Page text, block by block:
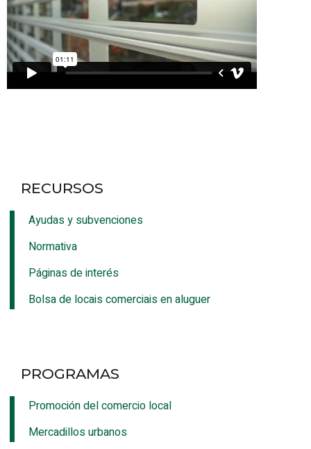
RECURSOS
Ayudas y subvenciones
Normativa
Páginas de interés
Bolsa de locais comerciais en aluguer
PROGRAMAS
Promoción del comercio local
Mercadillos urbanos